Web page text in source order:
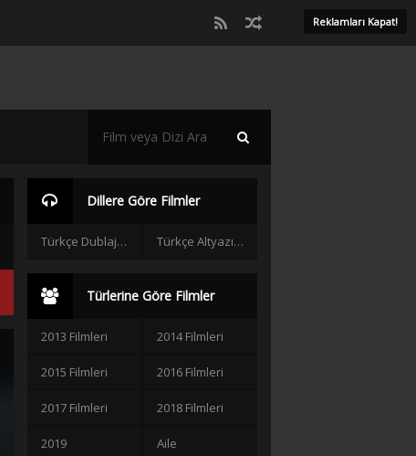
Reklamları Kapat!
Dillere Göre Filmler
Türkçe Dublaj Filmler Türkçe Altyazılı Filmler
Türlerine Göre Filmler
2013 Filmleri 2014 Filmleri
2015 Filmleri 2016 Filmleri
2017 Filmleri 2018 Filmleri
2019 Aile